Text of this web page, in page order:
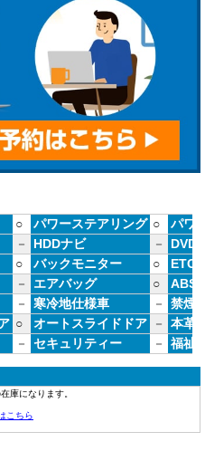
○ パワーステアリング ○
パワ
－ HDDナビ －
DVD
○ バックモニター ○
ETC
－ エアバッグ ○
ABS
－ 寒冷地仕様車 －
禁煙
○ オートスライドドア －
本革
－ セキュリティー － 福祉
庫になります。
こちら